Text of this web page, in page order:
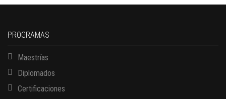
PROGRAMAS
Maestrías
Diplomados
Certificaciones